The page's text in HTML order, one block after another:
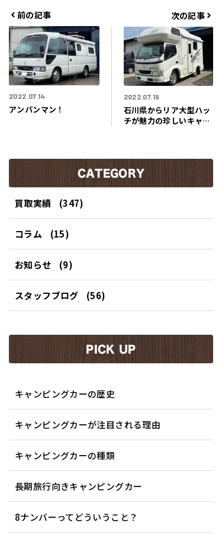
ゴ
リ
ー
前の記事
2022.07.14
アンパンマン！
次の記事
2022.07.19
石川県からリア大型ハッ
チが魅力の珍しいキャン
CATEGORY
買取実績 (347)
コラム (15)
お知らせ (9)
スタッフブログ (56)
PICK UP
キャンピングカーの歴史
キャンピングカーが注目される理由
キャンピングカーの種類
長期旅行向きキャンピングカー
8ナンバーってどういうこと？